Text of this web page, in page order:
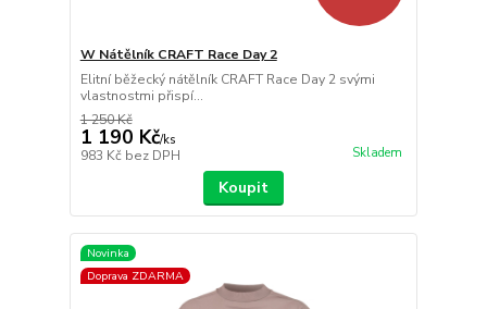
W Nátělník CRAFT Race Day 2
Elitní běžecký nátělník CRAFT Race Day 2 svými
vlastnostmi přispí...
1 250 Kč
1 190 Kč/ks
983 Kč bez DPH Skladem
Koupit
Novinka
Doprava ZDARMA